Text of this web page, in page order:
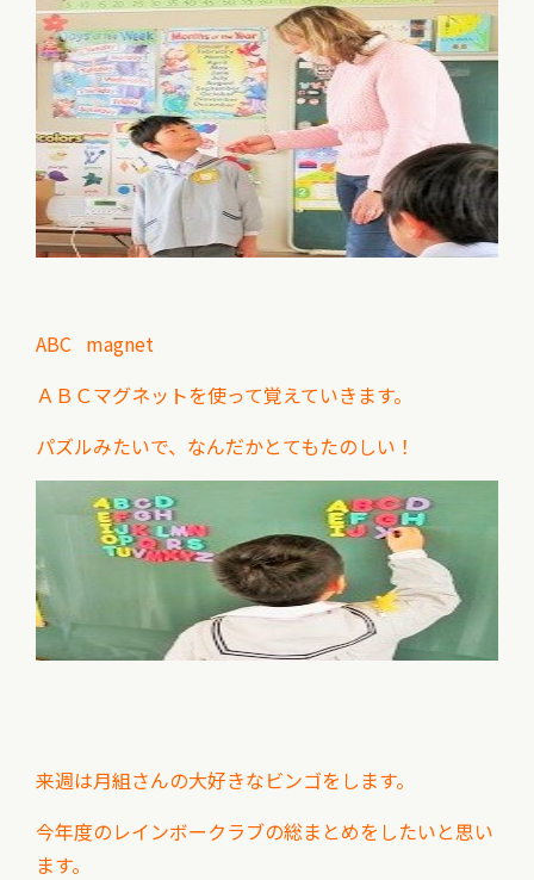
ABC magnet
ＡＢＣマグネットを使って覚えていきます。
パズルみたいで、なんだかとてもたのしい！
来週は月組さんの大好きなビンゴをします。
今年度のレインボークラブの総まとめをしたいと思い
ます。